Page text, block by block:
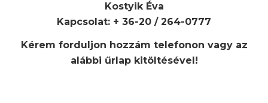
Kostyik Éva
Kapcsolat: + 36-20 / 264-0777
Kérem forduljon hozzám telefonon vagy az
alábbi űrlap kitöltésével!